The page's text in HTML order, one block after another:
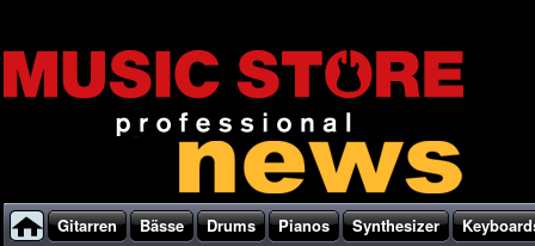
Gitarren Bässe Drums Pianos Synthesizer